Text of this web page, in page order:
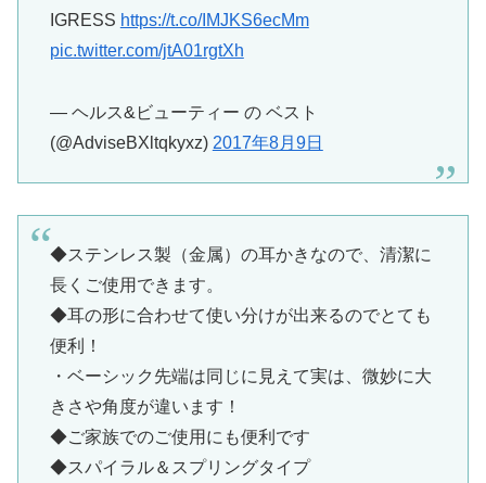
IGRESS https://t.co/IMJKS6ecMm
pic.twitter.com/jtA01rgtXh
— ヘルス&ビューティー の ベスト
(@AdviseBXltqkyxz) 2017年8月9日
◆ステンレス製（金属）の耳かきなので、清潔に
長くご使用できます。
◆耳の形に合わせて使い分けが出来るのでとても
便利！
・ベーシック先端は同じに見えて実は、微妙に大
きさや角度が違います！
◆ご家族でのご使用にも便利です
◆スパイラル＆スプリングタイプ